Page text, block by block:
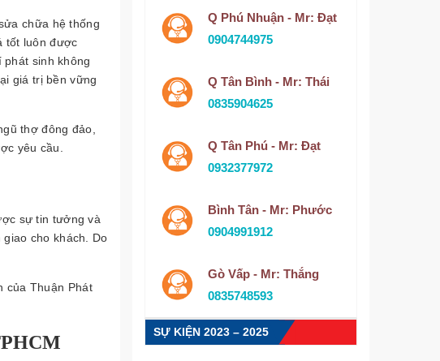
chữa hệ thống
tốt luôn được
sinh không
giá trị bền vững
thợ đông đảo,
yêu cầu.
sự tin tưởng và
cho khách. Do
của Thuận Phát
Q Phú Nhuận - Mr: Đạt
0904744975
Q Tân Bình - Mr: Thái
0835904625
Q Tân Phú - Mr: Đạt
0932377972
Bình Tân - Mr: Phước
0904991912
Gò Vấp - Mr: Thắng
0835748593
SỰ KIỆN 2023 – 2025